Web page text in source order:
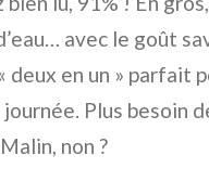
avec le goût
deux en un » parfait
Plus besoin
non ?